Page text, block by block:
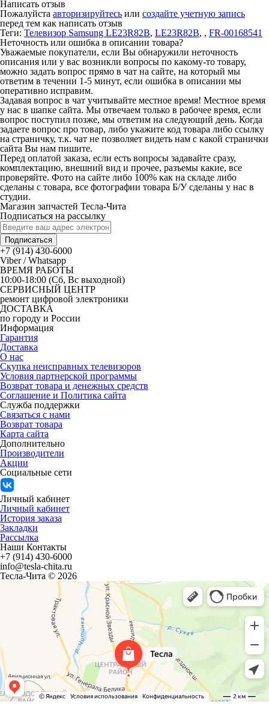
Написать отзыв
Пожалуйста авторизируйтесь или создайте учетную запись
перед тем как написать отзыв
Теги: Телевизор Samsung LE23R82B, LE23R82B, , FR-00168541
Неточность или ошибка в описании товара?
Уважаемые покупатели, если Вы обнаружили неточность
описания или у вас возникли вопросы по какому-то товару,
можно задать вопрос прямо в чат на сайте, на который мы
ответим в течении 1-5 минут, если ошибка в описании мы
оперативно исправим.
Задавая вопрос в чат учитывайте местное время! Местное время
у нас в шапке сайта. Мы отвечаем только в рабочее время, если
вопрос поступил позже, мы ответим на следующий день. Когда
задаете вопрос про товар, либо укажите код товара либо ссылку
на страничку, т.к. чат не позволяет видеть нам с какой странички
сайта Вы нам пишите.
Перед оплатой заказа, если есть вопросы задавайте сразу,
комплектацию, внешний вид и прочее, разъемы какие, все
проверяйте. Фото на сайте либо 100% как на складе либо
сделаны с товара, все фотографии товара Б/У сделаны у нас в
студии.
Магазин запчастей Тесла-Чита
Подписаться на рассылку
Подписаться
+7 (914) 430-6000
Viber / Whatsapp
ВРЕМЯ РАБОТЫ
10:00-18:00 (Сб, Вс выходной)
СЕРВИСНЫЙ ЦЕНТР
ремонт цифровой электроники
ДОСТАВКА
по городу и России
Информация
Гарантия
Доставка
О нас
Скупка неисправных телевизоров
Условия партнерской программы
Возврат товара и денежных средств
Соглашение и Политика сайта
Служба поддержки
Связаться с нами
Возврат товара
Карта сайта
Дополнительно
Производители
Акции
Социальные сети
Личный кабинет
Личный кабинет
История заказа
Закладки
Рассылка
Наши Контакты
+7 (914) 430-6000
info@tesla-chita.ru
Тесла-Чита © 2026